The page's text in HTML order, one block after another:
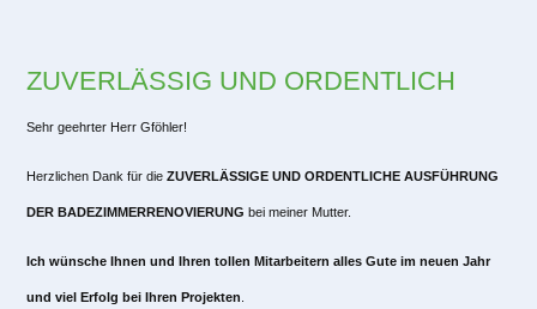
ZUVERLÄSSIG UND ORDENTLICH
Sehr geehrter Herr Gföhler!
Herzlichen Dank für die ZUVERLÄSSIGE UND ORDENTLICHE AUSFÜHRUNG
DER BADEZIMMERRENOVIERUNG bei meiner Mutter.
Ich wünsche Ihnen und Ihren tollen Mitarbeitern alles Gute im neuen Jahr
und viel Erfolg bei Ihren Projekten